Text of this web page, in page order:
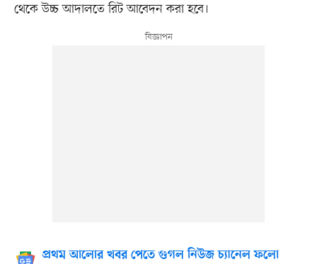
থেকে উচ্চ আদালতে রিট আবেদন করা হবে।
প্রথম আলোর খবর পেতে গুগল নিউজ চ্যানেল ফলো